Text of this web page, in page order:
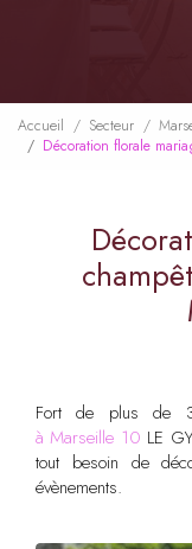
Accueil Secteur
Décoration florale
Fort de plus de
à Marseille 10 LE
tout besoin de
évènements.